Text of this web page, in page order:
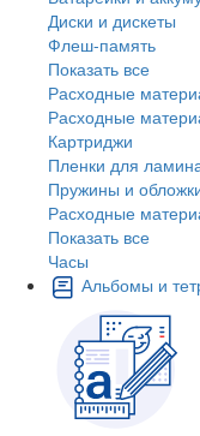
Диски и дискеты
Флеш-память
Показать все
Расходные
Расходные
Картриджи
Пленки для
Пружины и
Расходные
Показать все
Часы
Альбомы и